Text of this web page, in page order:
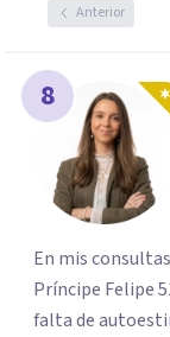
Anterior
8
En mis
Príncipe Felipe
falta de